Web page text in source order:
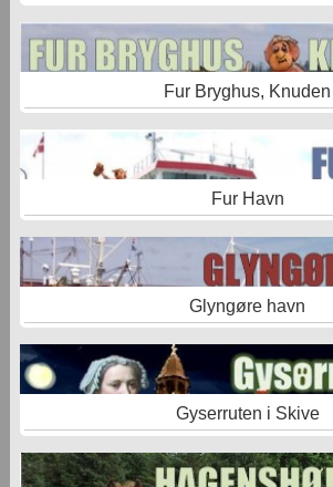
Fur Bryghus, Knuden
Fur Havn
Glyngøre havn
Gyserruten i Skive